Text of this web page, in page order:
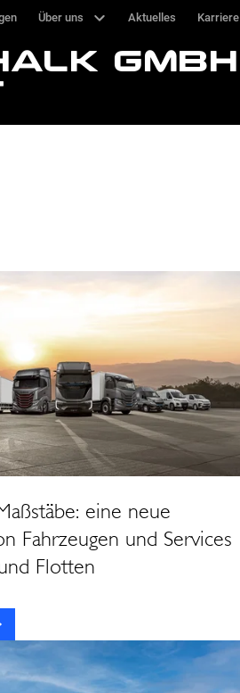
GMBH
Über uns Aktuelles Karriere
eine neue
Fahrzeugen und Services
Flotten